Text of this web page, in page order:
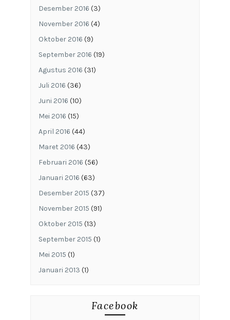
Desember 2016 (3)
November 2016 (4)
Oktober 2016 (9)
September 2016 (19)
Agustus 2016 (31)
Juli 2016 (36)
Juni 2016 (10)
Mei 2016 (15)
April 2016 (44)
Maret 2016 (43)
Februari 2016 (56)
Januari 2016 (63)
Desember 2015 (37)
November 2015 (91)
Oktober 2015 (13)
September 2015 (1)
Mei 2015 (1)
Januari 2013 (1)
Facebook